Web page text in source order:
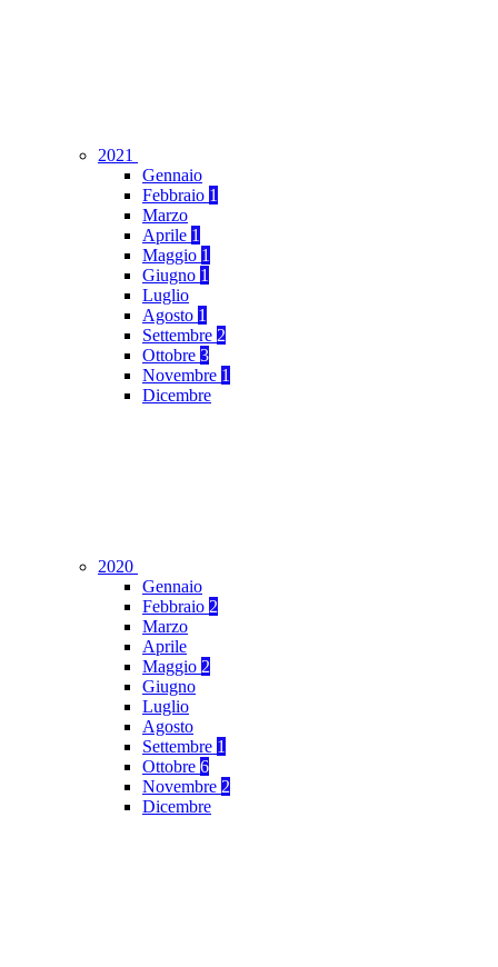
2021
Gennaio
Febbraio 1
Marzo
Aprile 1
Maggio 1
Giugno 1
Luglio
Agosto 1
Settembre 2
Ottobre 3
Novembre 1
Dicembre
2020
Gennaio
Febbraio 2
Marzo
Aprile
Maggio 2
Giugno
Luglio
Agosto
Settembre 1
Ottobre 6
Novembre 2
Dicembre